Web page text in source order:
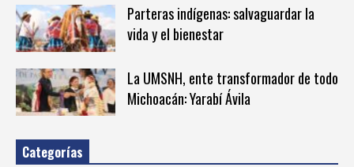
Parteras indígenas: salvaguardar la
vida y el bienestar
La UMSNH, ente transformador de todo
Michoacán: Yarabí Ávila
Categorías